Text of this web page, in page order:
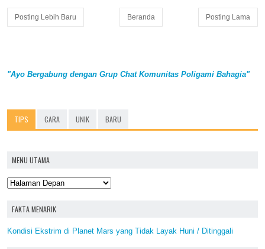
Posting Lebih Baru Posting Lama
Beranda
"Ayo Bergabung dengan Grup Chat Komunitas Poligami Bahagia"
TIPS CARA UNIK BARU
MENU UTAMA
FAKTA MENARIK
Kondisi Ekstrim di Planet Mars yang Tidak Layak Huni / Ditinggali